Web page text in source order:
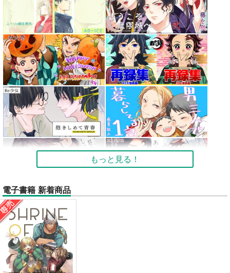
もっと見る！
電子書籍 新着商品